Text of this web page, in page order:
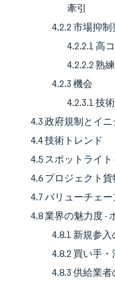
牽引
4.2.2 市場抑制
4.2.2.1 高
4.2.2.2 熟
4.2.3 機会
4.2.3.1 技
4.3 政府規制とイ
4.4 技術トレンド
4.5 スポットライ
4.6 プロジェクト
4.7 バリューチェ
4.8 業界の魅力度 -
4.8.1 新規参
4.8.2 買い手
4.8.3 供給業